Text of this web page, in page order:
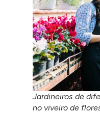
Jardineiros de
no viveiro de